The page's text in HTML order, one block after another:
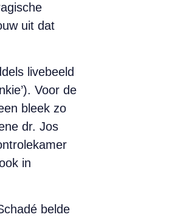
uit dat
livebeeld
Voor de
bleek zo
dr. Jos
in
belde